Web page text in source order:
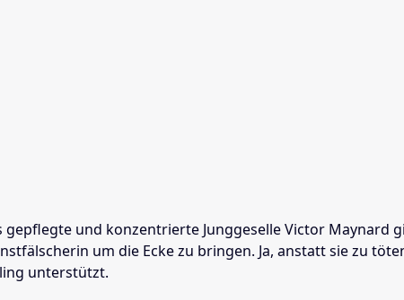
und konzentrierte Junggeselle Victor
um die Ecke zu bringen. Ja, anstatt sie zu
unterstützt.